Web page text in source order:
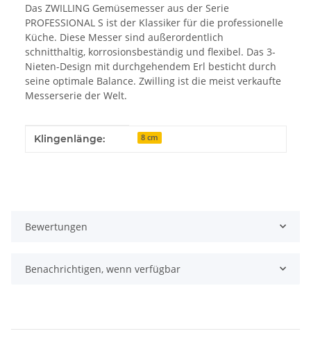
Das ZWILLING Gemüsemesser aus der Serie
PROFESSIONAL S ist der Klassiker für die professionelle
Küche. Diese Messer sind außerordentlich
schnitthaltig, korrosionsbeständig und flexibel. Das 3-
Nieten-Design mit durchgehendem Erl besticht durch
seine optimale Balance. Zwilling ist die meist verkaufte
Messerserie der Welt.
Produkteigenschaft
Wert
Klingenlänge: 8 cm
Bewertungen
Benachrichtigen, wenn verfügbar